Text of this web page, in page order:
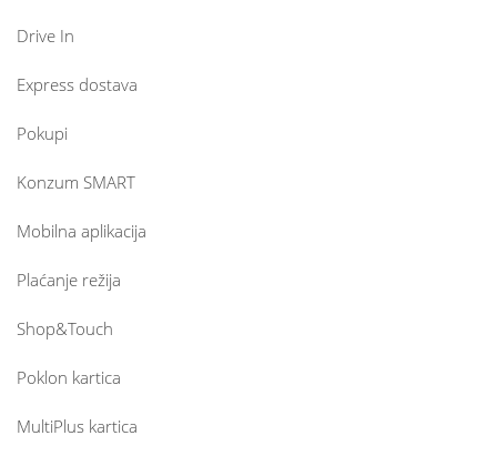
Drive In
Express dostava
Pokupi
Konzum SMART
Mobilna aplikacija
Plaćanje režija
Shop&Touch
Poklon kartica
MultiPlus kartica